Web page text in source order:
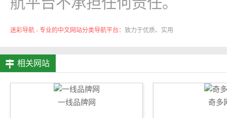
迷彩导航 - 专业的中文网站分类导航平台： 致力于优质、实用
相关网站
一线品牌网 奇多